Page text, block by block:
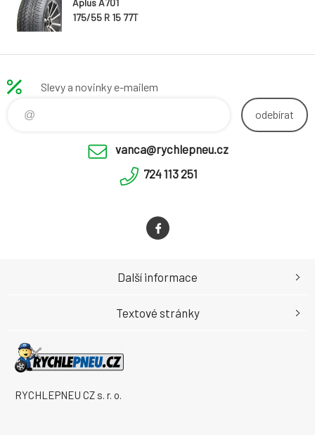
Aplus A701
175/55 R 15 77T
Slevy a novinky e-mailem
odebírat
vanca@rychlepneu.cz
724 113 251
RYCHLEPNEU CZ s. r. o.
Další informace
Textové stránky